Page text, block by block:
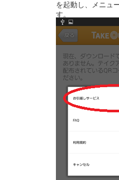
を起動し、メニュ
す。